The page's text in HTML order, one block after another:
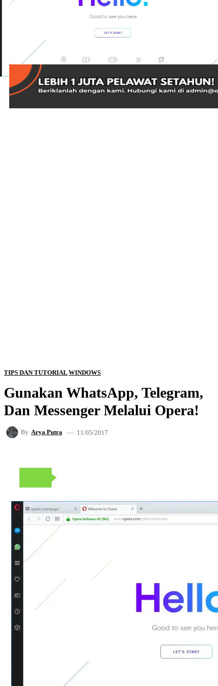
TIPS DAN TUTORIAL WINDOWS
Gunakan WhatsApp, Telegram,
Dan Messenger Melalui Opera!
By Arya Putra 11/05/2017